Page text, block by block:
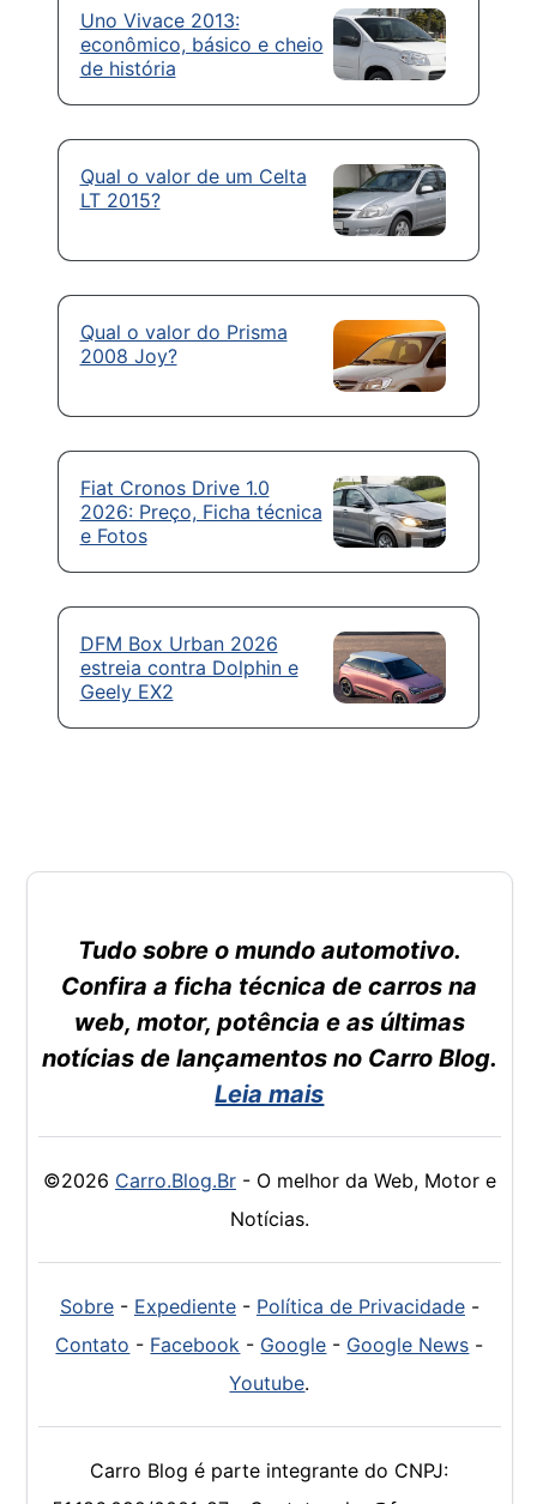
Uno Vivace 2013:
econômico, básico e cheio
de história
Qual o valor de um Celta
LT 2015?
Qual o valor do Prisma
2008 Joy?
Fiat Cronos Drive 1.0
2026: Preço, Ficha técnica
e Fotos
DFM Box Urban 2026
estreia contra Dolphin e
Geely EX2
Tudo sobre o mundo automotivo.
Confira a ficha técnica de carros na
web, motor, potência e as últimas
notícias de lançamentos no Carro Blog.
Leia mais
©2026 Carro.Blog.Br- O melhor da Web, Motor e
Notícias.
Sobre- Expediente- Política de Privacidade-
Contato - Facebook - Google - Google News -
Youtube.
Carro Blog é parte integrante do CNPJ: